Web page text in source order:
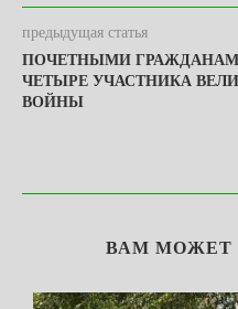
предыдущая статья
ПОЧЕТНЫМИ
ЧЕТЫРЕ УЧАСТНИКА
ВОЙНЫ
ВАМ МОЖЕТ